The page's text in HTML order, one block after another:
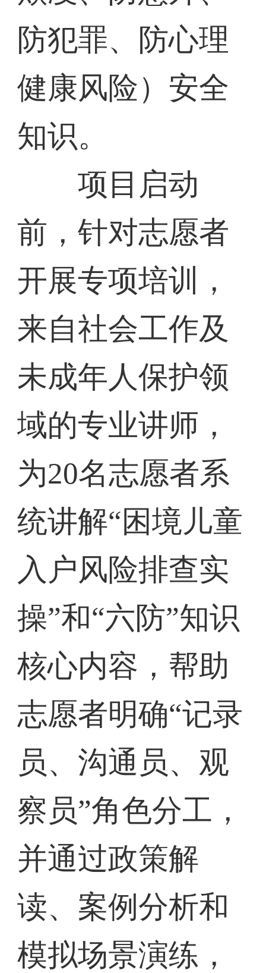
防犯罪、防心理
健康风险）安全
知识。
项目启动
前，针对志愿者
开展专项培训，
来自社会工作及
未成年人保护领
域的专业讲师，
为20名志愿者系
统讲解“困境儿童
入户风险排查实
操”和“六防”知识
核心内容，帮助
志愿者明确“记录
员、沟通员、观
察员”角色分工，
并通过政策解
读、案例分析和
模拟场景演练，